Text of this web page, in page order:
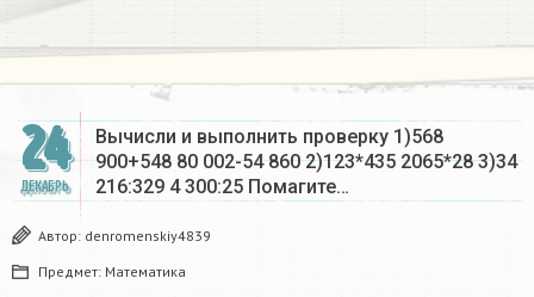
24
ДЕКАБРЬ
Вычисли и выполнить проверку 1)568
900+548 80 002-54 860 2)123*435 2065*28 3)34
216:329 4 300:25 Помагите…
Автор: denromenskiy4839
Предмет: Математика